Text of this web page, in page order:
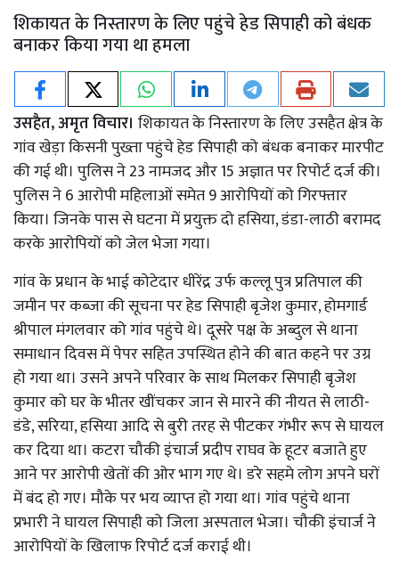
शिकायत के निस्तारण के लिए पहुंचे हेड सिपाही को बंधक
बनाकर किया गया था हमला
उसहैत, अमृत विचार। शिकायत के निस्तारण के लिए उसहैत क्षेत्र के
गांव खेड़ा किसनी पुख्ता पहुंचे हेड सिपाही को बंधक बनाकर मारपीट
की गई थी। पुलिस ने 23 नामजद और 15 अज्ञात पर रिपोर्ट दर्ज की।
पुलिस ने 6 आरोपी महिलाओं समेत 9 आरोपियों को गिरफ्तार
किया। जिनके पास से घटना में प्रयुक्त दो हसिया, डंडा-लाठी बरामद
करके आरोपियों को जेल भेजा गया।
गांव के प्रधान के भाई कोटेदार धीरेंद्र उर्फ कल्लू पुत्र प्रतिपाल की
जमीन पर कब्जा की सूचना पर हेड सिपाही बृजेश कुमार, होमगार्ड
श्रीपाल मंगलवार को गांव पहुंचे थे। दूसरे पक्ष के अब्दुल से थाना
समाधान दिवस में पेपर सहित उपस्थित होने की बात कहने पर उग्र
हो गया था। उसने अपने परिवार के साथ मिलकर सिपाही बृजेश
कुमार को घर के भीतर खींचकर जान से मारने की नीयत से लाठी-
डंडे, सरिया, हसिया आदि से बुरी तरह से पीटकर गंभीर रूप से घायल
कर दिया था। कटरा चौकी इंचार्ज प्रदीप राघव के हूटर बजाते हुए
आने पर आरोपी खेतों की ओर भाग गए थे। डरे सहमे लोग अपने घरों
में बंद हो गए। मौके पर भय व्याप्त हो गया था। गांव पहुंचे थाना
प्रभारी ने घायल सिपाही को जिला अस्पताल भेजा। चौकी इंचार्ज ने
आरोपियों के खिलाफ रिपोर्ट दर्ज कराई थी।